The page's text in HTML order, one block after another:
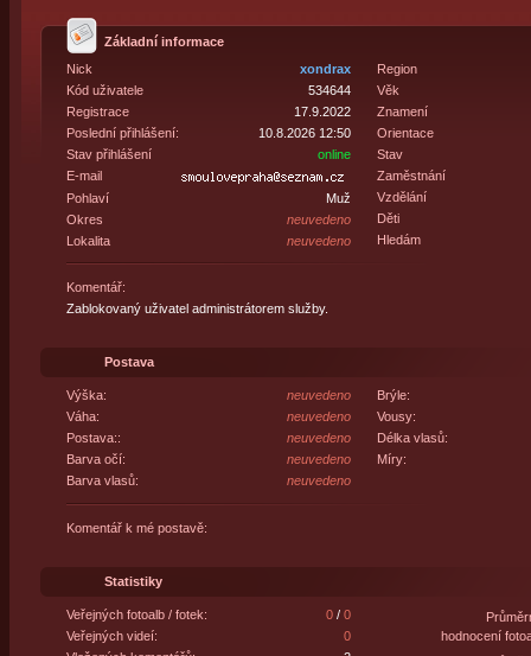
Základní informace
Nick
xondrax
Kód uživatele
534644
Registrace
17.9.2022
Poslední přihlášení:
10.8.2026 12:50
Stav přihlášení
online
E-mail
Pohlaví
Muž
Okres
neuvedeno
Lokalita
neuvedeno
Region
Věk
Znamení
Orientace
Stav
Zaměstnání
Vzdělání
Děti
Hledám
Komentář:
Zablokovaný uživatel administrátorem služby.
Postava
Výška:
neuvedeno
Váha:
neuvedeno
Postava::
neuvedeno
Barva očí:
neuvedeno
Barva vlasů:
neuvedeno
Brýle:
Vousy:
Délka vlasů:
Míry:
Komentář k mé postavě:
Statistiky
Veřejných fotoalb / fotek: 0/ 0
Veřejných videí:
0
hodnocení